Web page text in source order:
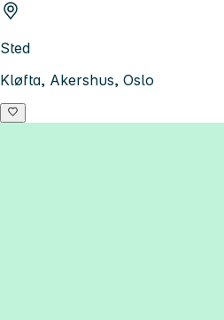
Sted
Kløfta, Akershus, Oslo